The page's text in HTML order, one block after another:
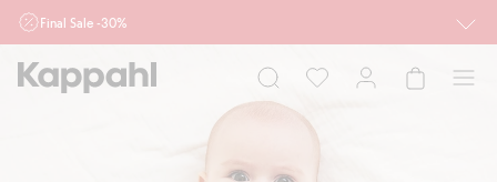
Final Sale -30%
działu outlet do 10.8 w sklepach Kappahl i Newbie oraz na kappahl.com. Ofert
nie łączymy